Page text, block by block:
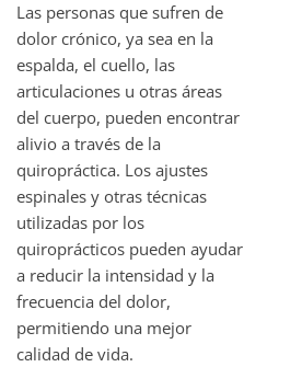
Las personas que sufren de
dolor crónico, ya sea en la
espalda, el cuello, las
articulaciones u otras áreas
del cuerpo, pueden encontrar
alivio a través de la
quiropráctica. Los ajustes
espinales y otras técnicas
utilizadas por los
quiroprácticos pueden ayudar
a reducir la intensidad y la
frecuencia del dolor,
permitiendo una mejor
calidad de vida.